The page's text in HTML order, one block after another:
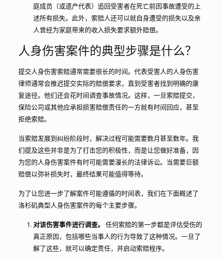
庭成员（或遗产代表）追回受害者在死亡前因事故遭受的上
述所有损失。此外，索赔人还可以就自身遭受的损失以及亲
人曾经为家庭带来的收入损失要求额外赔偿。
人身伤害案件的典型步骤是什么？
提交人身伤害索赔通常需要很长的时间。代表受害人的人身伤害
律师通常会推迟提交实际的赔偿要求，直到受害者找到明确的康
复途径。他们还会花时间调查事故情况。这样，一旦索赔提交，
保险公司或其他应承担损害赔偿责任的一方就有时间回应，甚至
拒绝索赔。
当索赔发展到纠纷阶段时，解决过程可能需要数月甚至数年。我
们提及这些并非是为了打击您的积极性，而是让您做好准备，因
为您的人身伤害案件有时可能需要漫长的法律诉讼。当需要巨额
赔偿以弥补损失时，最终结果可能值得等待。
为了让您进一步了解案件可能遵循的时间表，我们在下面概述了
洛杉矶典型人身伤害案件的每个主要步骤。
对该伤害事件进行调查。 任何索赔的第一步都是评估受伤的
真正原因，包括哪些当事人的行为导致了这种情况。一旦了
解了这些，就可以确定责任，并启动索赔程序。